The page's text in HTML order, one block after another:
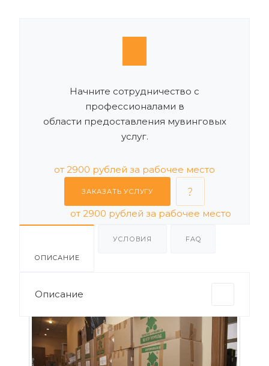
Начните сотрудничество с
профессионалами в
области предоставления мувинговых
услуг.
от 2900 рублей за рабочее место
ЗАКАЗАТЬ УСЛУГУ
от 2900 рублей за рабочее место
ОПИСАНИЕ
УСЛОВИЯ FAQ
Описание